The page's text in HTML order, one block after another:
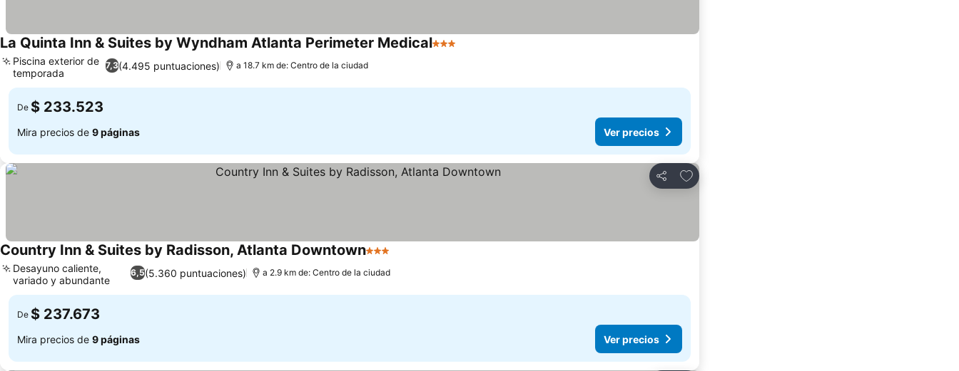
La Quinta Inn & Suites by Wyndham Atlanta Perimeter Medical3 Estrellas
7,3(4.495 puntuaciones)
Piscina exterior de
temporada
a 18.7 km de: Centro de la ciudad
De $ 233.523
Mira precios de 9 páginas Ver precios
Compartir
Agregar a favoritos
Country Inn & Suites by Radisson, Atlanta Downtown3 Estrellas
6,5(5.360 puntuaciones)
Desayuno caliente,
variado y abundante
a 2.9 km de: Centro de la ciudad
De $ 237.673
Mira precios de 9 páginas Ver precios